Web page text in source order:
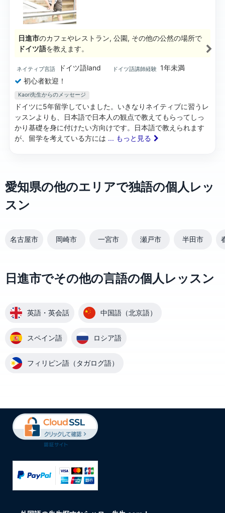
日進市のカフェやレストラン, 公園, その他の公然の場所で
ドイツ語を教えます。
ネイティブ言語 ドイツ語land ドイツ語講師経験 1年未満
初心者歓迎！
Kaori先生からのメッセージ
ドイツに5年留学していました。いきなりネイティブに習うレ
ッスンよりも、日本語で日本人の観点で教えてもらってしっ
かり基礎を身に付けたい方向けです。日本語で教えられます
が、留学を考えている方には ... もっと見る
愛知県の他のエリアで独語の個人レッ
スン
名古屋市 岡崎市 一宮市 瀬戸市 半田市
日進市でその他の言語の個人レッスン
英語・英会話 中国語（北京語）
スペイン語 ロシア語
フィリピン語（タガログ語）